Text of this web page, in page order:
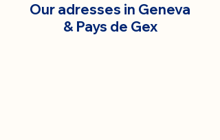
Our adresses in Geneva
& Pays de Gex